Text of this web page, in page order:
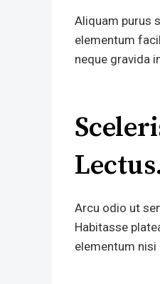
Aliquam purus
elementum
neque gravida
Arcu odio ut
Habitasse
elementum